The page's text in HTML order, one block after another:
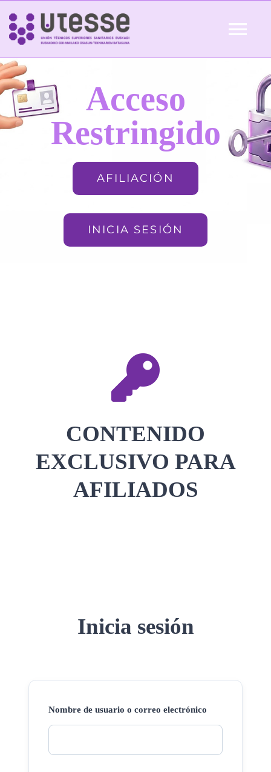
Skip
content
Inicio
QUIÉNES SOMOS Acceso
Restringido
AFILIACIÓN
INICIA SESIÓN
CONTENIDO
EXCLUSIVO PARA
AFILIADOS
Inicia sesión
Nombre de usuario o correo electrónico